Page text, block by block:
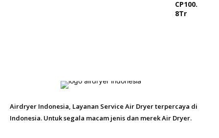
Airdryer Indonesia, Layanan Service Air Dryer terpercaya di
Indonesia. Untuk segala macam jenis dan merek Air Dryer.